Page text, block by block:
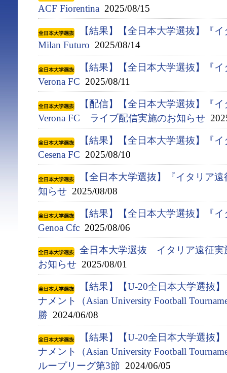
ACF Fiorentina 2025/08/15
【結果】【全日本大学選抜】『
Milan Futuro 2025/08/14
【結果】【全日本大学選抜】『
Verona FC 2025/08/11
【配信】【全日本大学選抜】『
Verona FC ライブ配信実施のお知らせ
【結果】【全日本大学選抜】『
Cesena FC 2025/08/10
【全日本大学選抜】『イタリア
知らせ 2025/08/08
【結果】【全日本大学選抜】『
Genoa Cfc 2025/08/06
全日本大学選抜 イタリア遠征実
お知らせ 2025/08/01
【結果】【U-20全日本大学選抜
ナメント（Asian University Football
勝 2024/06/08
【結果】【U-20全日本大学選抜
ナメント（Asian University Football
ループリーグ第3節 2024/06/05